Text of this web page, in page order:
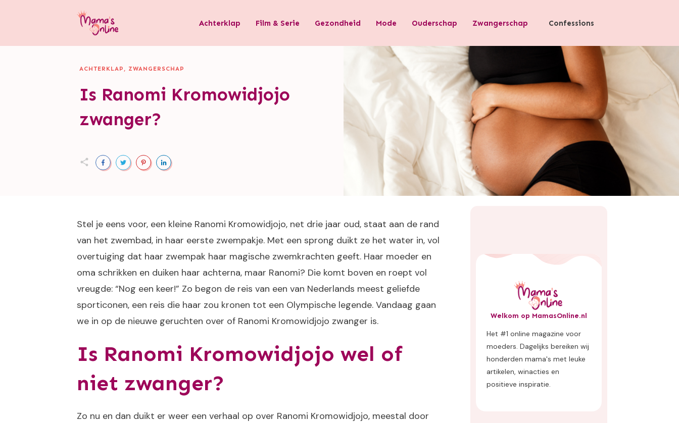
Achterklap Film & Serie Gezondheid Mode Ouderschap Zwangerschap Confessions
ACHTERKLAP , ZWANGERSCHAP
Is Ranomi Kromowidjojo
zwanger?
Stel je eens voor, een kleine Ranomi Kromowidjojo, net drie jaar oud, staat aan de rand
van het zwembad, in haar eerste zwempakje. Met een sprong duikt ze het water in, vol
overtuiging dat haar zwempak haar magische zwemkrachten geeft. Haar moeder en
oma schrikken en duiken haar achterna, maar Ranomi? Die komt boven en roept vol
vreugde: “Nog een keer!” Zo begon de reis van een van Nederlands meest geliefde
sporticonen, een reis die haar zou kronen tot een Olympische legende. Vandaag gaan
we in op de nieuwe geruchten over of Ranomi Kromowidjojo zwanger is.
Is Ranomi Kromowidjojo wel of
niet zwanger?
Zo nu en dan duikt er weer een verhaal op over Ranomi Kromowidjojo, meestal door
Welkom op MamasOnline.nl
Het #1 online magazine voor
moeders. Dagelijks bereiken wij
honderden mama's met leuke
artikelen, winacties en
positieve inspiratie.